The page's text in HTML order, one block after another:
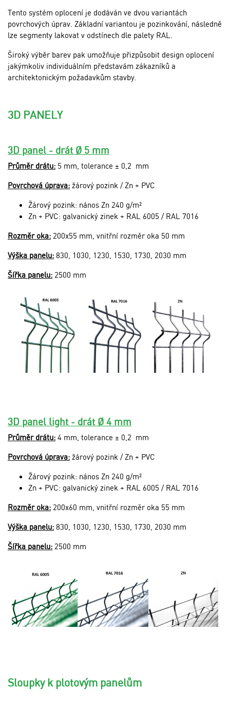
Tento systém oplocení je dodáván ve dvou variantách
povrchových úprav. Základní variantou je pozinkování, následně
lze segmenty lakovat v odstínech dle palety RAL.
Široký výběr barev pak umožňuje přizpůsobit design oplocení
jakýmkoliv individuálním představám zákazníků a
architektonickým požadavkům stavby.
3D PANELY
3D panel - drát Ø 5 mm
Průměr drátu: 5 mm, tolerance ± 0,2 mm
Povrchová úprava: žárový pozink / Zn + PVC
Žárový pozink: nános Zn 240 g/m²
Zn + PVC: galvanický zinek + RAL 6005 / RAL 7016
Rozměr oka: 200x55 mm, vnitřní rozměr oka 50 mm
Výška panelu: 830, 1030, 1230, 1530, 1730, 2030 mm
Šířka panelu: 2500 mm
3D panel light - drát Ø 4 mm
Průměr drátu: 4 mm, tolerance ± 0,2 mm
Povrchová úprava: žárový pozink / Zn + PVC
Žárový pozink: nános Zn 240 g/m²
Zn + PVC: galvanický zinek + RAL 6005 / RAL 7016
Rozměr oka: 200x60 mm, vnitřní rozměr oka 55 mm
Výška panelu: 830, 1030, 1230, 1530, 1730, 2030 mm
Šířka panelu: 2500 mm
Sloupky k plotovým panelům